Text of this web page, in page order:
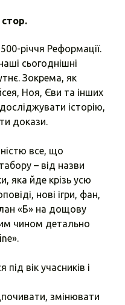
стор.
річчя Реформації.
сьогоднішні
Зокрема, як
Ноя, Єви та інших
історію,
докази.
все, що
– від назви
яка йде крізь усю
нові ігри, фан,
«Б» на дощову
чином детально
вік учасників і
змінювати